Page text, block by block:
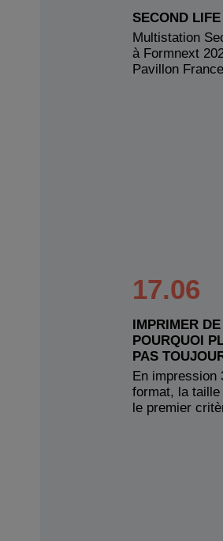
SECOND
Multistation
à Formnext
Pavillon
17.06
IMPRIMER
POURQUOI
PAS
En impression
format, la
le premier